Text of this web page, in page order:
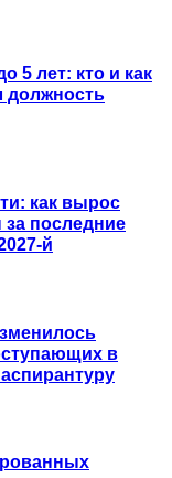
5 лет: кто и как
должность
как вырос
последние
й
в